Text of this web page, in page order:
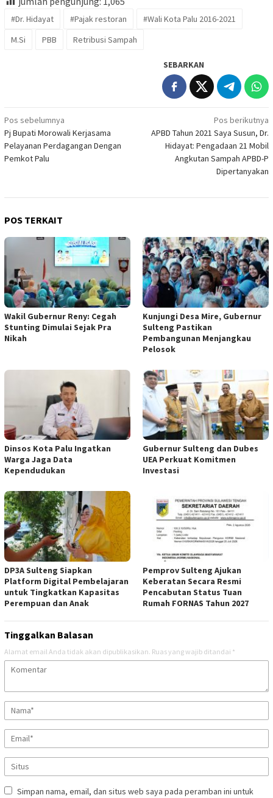
#Dr. Hidayat #Pajak restoran
#Wali Kota Palu 2016-2021
M.Si
PBB Retribusi Sampah
SEBARKAN
Navigasi
pos
Pos sebelumnya
Pj Bupati Morowali Kerjasama
Pelayanan Perdagangan Dengan
Pemkot Palu
Pos berikutnya
APBD Tahun 2021 Saya Susun, Dr.
Hidayat: Pengadaan 21 Mobil
Angkutan Sampah APBD-P
Dipertanyakan
POS TERKAIT
Wakil Gubernur Reny: Cegah
Stunting Dimulai Sejak Pra
Nikah
Kunjungi Desa Mire, Gubernur
Sulteng Pastikan
Pembangunan Menjangkau
Pelosok
Dinsos Kota Palu Ingatkan
Warga Jaga Data
Kependudukan
Gubernur Sulteng dan Dubes
UEA Perkuat Komitmen
Investasi
DP3A Sulteng Siapkan
Platform Digital Pembelajaran
untuk Tingkatkan Kapasitas
Perempuan dan Anak
Pemprov Sulteng Ajukan
Keberatan Secara Resmi
Pencabutan Status Tuan
Rumah FORNAS Tahun 2027
Tinggalkan Balasan
Alamat email Anda tidak akan dipublikasikan. Ruas yang wajib ditandai *
Simpan nama, email, dan situs web saya pada peramban ini untuk